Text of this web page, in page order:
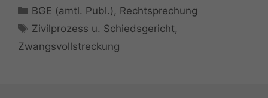
Kategorien
BGE (amtl. Publ.) , Rechtsprechung
Schlagwörter
Zivilprozess u. Schiedsgericht,
Zwangsvollstreckung